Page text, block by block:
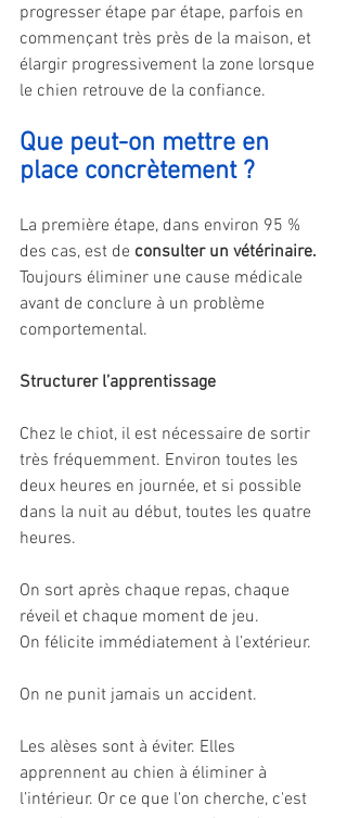
progresser étape par étape, parfois en
commençant très près de la maison, et
élargir progressivement la zone lorsque
le chien retrouve de la confiance.
Que peut-on mettre en
place concrètement ?
La première étape, dans environ 95 %
des cas, est de consulter un vétérinaire.
Toujours éliminer une cause médicale
avant de conclure à un problème
comportemental.
Structurer l’apprentissage
Chez le chiot, il est nécessaire de sortir
très fréquemment. Environ toutes les
deux heures en journée, et si possible
dans la nuit au début, toutes les quatre
heures.
On sort après chaque repas, chaque
réveil et chaque moment de jeu.
On félicite immédiatement à l’extérieur.
On ne punit jamais un accident.
Les alèses sont à éviter. Elles
apprennent au chien à éliminer à
l’intérieur. Or ce que l'on cherche, c'est